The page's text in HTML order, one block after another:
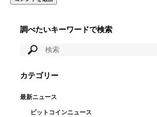
調べたいキーワードで検索
カテゴリー
最新ニュース
ビットコインニュース